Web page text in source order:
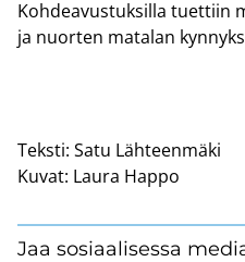
Koh­dea­vus­tuk­sil­la tuet­tiin
ja nuor­ten ma­ta­lan
Teksti: Satu Lähteenmäki
Kuvat: Laura Happo
Jaa sosiaalisessa